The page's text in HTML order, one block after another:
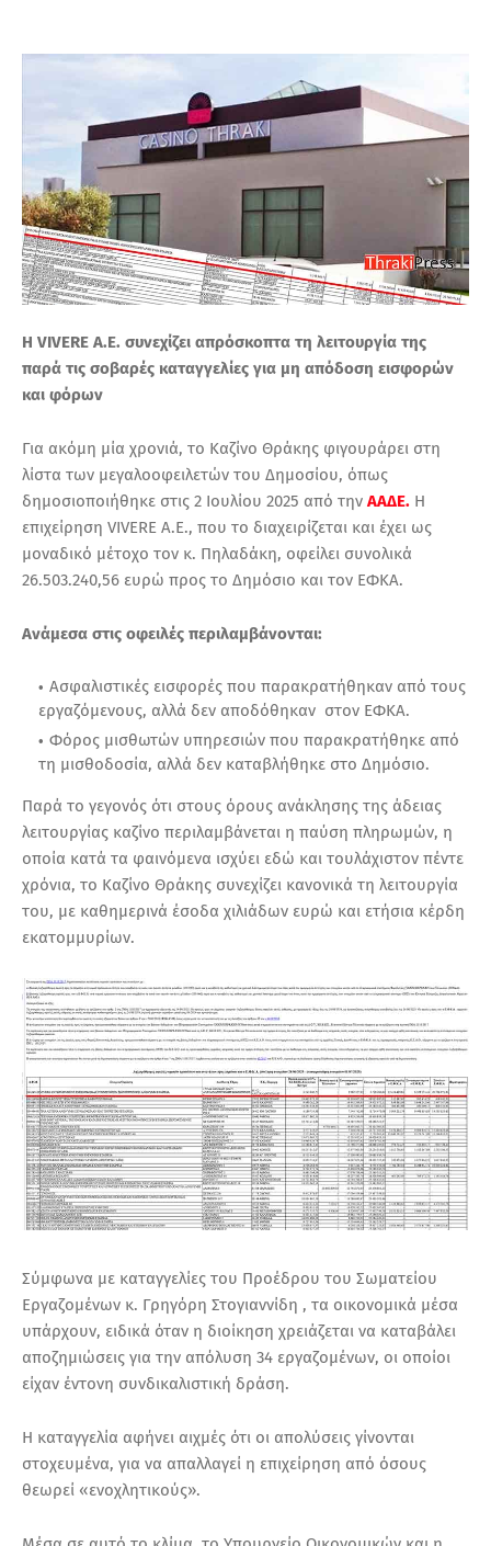
Η VIVERE A.E. συνεχίζει απρόσκοπτα τη λειτουργία της
παρά τις σοβαρές καταγγελίες για μη απόδοση εισφορών
και φόρων
Για ακόμη μία χρονιά, το Καζίνο Θράκης φιγουράρει στη
λίστα των μεγαλοοφειλετών του Δημοσίου, όπως
δημοσιοποιήθηκε στις 2 Ιουλίου 2025 από την ΑΑΔΕ. Η
επιχείρηση VIVERE A.E., που το διαχειρίζεται και έχει ως
μοναδικό μέτοχο τον κ. Πηλαδάκη, οφείλει συνολικά
26.503.240,56 ευρώ προς το Δημόσιο και τον ΕΦΚΑ.
Ανάμεσα στις οφειλές περιλαμβάνονται:
Ασφαλιστικές εισφορές που παρακρατήθηκαν από τους
εργαζόμενους, αλλά δεν αποδόθηκαν στον ΕΦΚΑ.
Φόρος μισθωτών υπηρεσιών που παρακρατήθηκε από
τη μισθοδοσία, αλλά δεν καταβλήθηκε στο Δημόσιο.
Παρά το γεγονός ότι στους όρους ανάκλησης της άδειας
λειτουργίας καζίνο περιλαμβάνεται η παύση πληρωμών, η
οποία κατά τα φαινόμενα ισχύει εδώ και τουλάχιστον πέντε
χρόνια, το Καζίνο Θράκης συνεχίζει κανονικά τη λειτουργία
του, με καθημερινά έσοδα χιλιάδων ευρώ και ετήσια κέρδη
εκατομμυρίων.
Σύμφωνα με καταγγελίες του Προέδρου του Σωματείου
Εργαζομένων κ. Γρηγόρη Στογιαννίδη , τα οικονομικά μέσα
υπάρχουν, ειδικά όταν η διοίκηση χρειάζεται να καταβάλει
αποζημιώσεις για την απόλυση 34 εργαζομένων, οι οποίοι
είχαν έντονη συνδικαλιστική δράση.
Η καταγγελία αφήνει αιχμές ότι οι απολύσεις γίνονται
στοχευμένα, για να απαλλαγεί η επιχείρηση από όσους
θεωρεί «ενοχλητικούς».